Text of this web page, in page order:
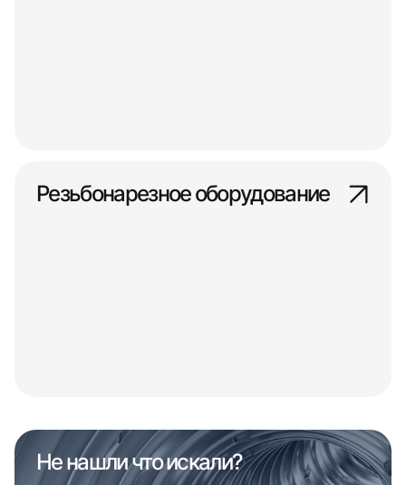
Резьбонарезное оборудование
Не нашли что искали?